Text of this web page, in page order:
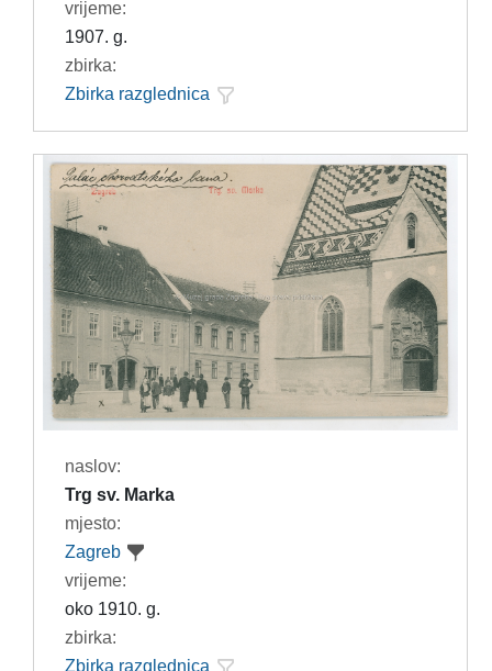
vrijeme:
1907. g.
zbirka:
Zbirka razglednica
naslov:
Trg sv. Marka
mjesto:
Zagreb
vrijeme:
oko 1910. g.
zbirka:
Zbirka razglednica